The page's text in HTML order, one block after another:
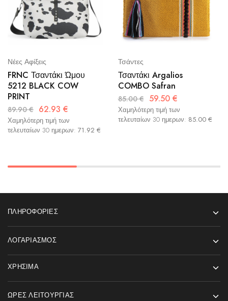
Νέες Αφίξεις
FRNC Τσαντάκι Ώμου
5212 BLACK COW
PRINT
89.90€ 62.93 €
Χαμηλότερη τιμή των
τελευταίων 30 ημερων: 71.92 €
Τσάντες
Τσαντάκι Argalios
COMBO Safran
85.00€ 59.50 €
Χαμηλότερη τιμή των
τελευταίων 30 ημερων: 85.00 €
ΠΛΗΡΟΦΟΡΊΕΣ
ΛΟΓΑΡΙΑΣΜΌΣ
ΧΡΉΣΙΜΑ
ΏΡΕΣ ΛΕΙΤΟΥΡΓΊΑΣ